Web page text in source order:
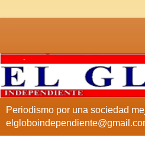
Periodismo por una sociedad